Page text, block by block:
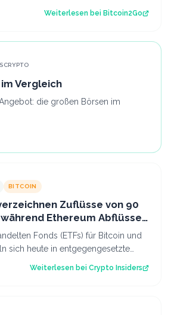
deutet auf eine bevorsteh…
Weiterlesen bei Bitcoin2Go
Vergleich
die großen Börsen im
BITCOIN
Zuflüsse von 90
Ethereum Abflüsse
Fonds (ETFs) für Bitcoin und
sich heute in entgegengesetzte
Weiterlesen bei Crypto Insiders